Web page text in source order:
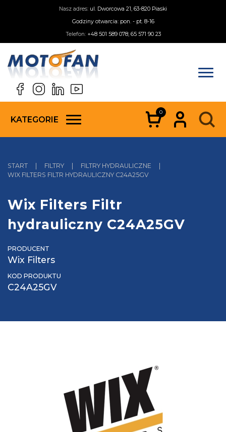
Nasz adres: ul. Dworcowa 21, 63-820 Piaski
Godziny otwarcia: pon. - pt. 8-16
Telefon: +48 501 589 078; 65 571 90 23
KATEGORIE
0
START | FILTRY | FILTRY HYDRAULICZNE
|
WIX FILTERS FILTR HYDRAULICZNY C24A25GV
Wix Filters Filtr
hydrauliczny C24A25GV
PRODUCENT
Wix Filters
KOD PRODUKTU
C24A25GV